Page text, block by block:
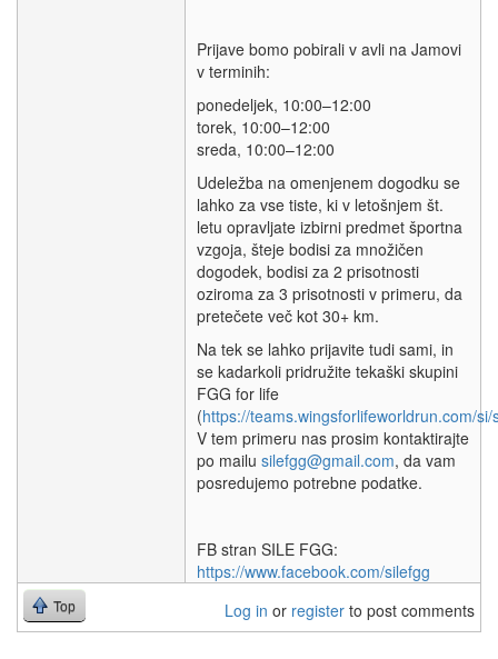
Prijave bomo pobirali v avli na Jamovi
v terminih:
ponedeljek, 10:00–12:00
torek, 10:00–12:00
sreda, 10:00–12:00
Udeležba na omenjenem dogodku se
lahko za vse tiste, ki v letošnjem št.
letu opravljate izbirni predmet športna
vzgoja, šteje bodisi za množičen
dogodek, bodisi za 2 prisotnosti
oziroma za 3 prisotnosti v primeru, da
pretečete več kot 30+ km.
Na tek se lahko prijavite tudi sami, in
se kadarkoli pridružite tekaški skupini
FGG for life
(https://teams.wingsforlifeworldrun.com/
V tem primeru nas prosim kontaktirajte
po mailu silefgg@gmail.com, da vam
posredujemo potrebne podatke.
FB stran SILE FGG:
https://www.facebook.com/silefgg
Top Log in or register to post comments